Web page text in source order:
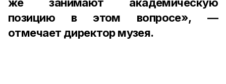
позицию в этом вопросе», —
отмечает директор музея.